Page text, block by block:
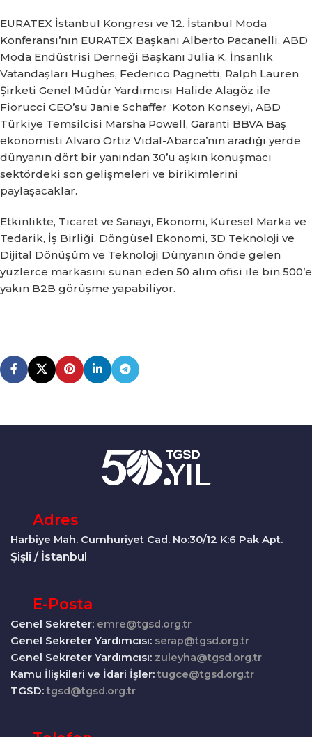
EURATEX İstanbul Kongresi ve 12. İstanbul Moda
Konferansı’nın EURATEX Başkanı Alberto Pacanelli, ABD
Moda Endüstrisi Derneği Başkanı Julia K. İnsanlık
Vatandaşları Hughes, Federico Pagnetti, Ralph Lauren
Şirketi Genel Müdür Yardımcısı Halide Alagöz ile
Fiorucci CEO’su Janie Schaffer ‘Koton Konseyi, ABD
Türkiye Temsilcisi Marsha Powell, Garanti BBVA Baş
ekonomisti Alvaro Ortiz Vidal-Abarca’nın aradığı yerde
dünyanın dört bir yanından 30’u aşkın konuşmacı
sektördeki son gelişmeleri ve birikimlerini
paylaşacaklar.
Etkinlikte, Ticaret ve Sanayi, Ekonomi, Küresel Marka ve
Tedarik, İş Birliği, Döngüsel Ekonomi, 3D Teknoloji ve
Dijital Dönüşüm ve Teknoloji Dünyanın önde gelen
yüzlerce markasını sunan eden 50 alım ofisi ile bin 500’e
yakın B2B görüşme yapabiliyor.
Adres
Harbiye Mah. Cumhuriyet Cad. No:30/12 K:6 Pak Apt.
Şişli / İstanbul
E-Posta
Genel Sekreter: emre@tgsd.org.tr
Genel Sekreter Yardımcısı: serap@tgsd.org.tr
Genel Sekreter Yardımcısı: zuleyha@tgsd.org.tr
Kamu İlişkileri ve İdari İşler:tugce@tgsd.org.tr
TGSD:tgsd@tgsd.org.tr